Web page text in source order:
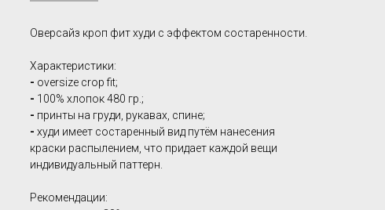
Оверсайз кроп фит худи с эффектом состаренности.
Характеристики:
- oversize crop fit;
- 100% хлопок 480 гр.;
- принты на груди, рукавах, спине;
- худи имеет состаренный вид путём нанесения
краски распылением, что придает каждой вещи
индивидуальный паттерн.
Рекомендации: